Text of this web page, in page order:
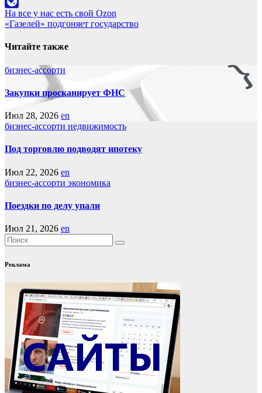
LiveJournal
Навигация
по
записям
На все у нас есть свой Ozon
«Газелей» подгоняет государство
Читайте также
бизнес-ассорти
Закупки просканирует ФНС
Июл 28, 2026 en
бизнес-ассорти недвижимость
Под торговлю подводят ипотеку
Июл 22, 2026 en
бизнес-ассорти экономика
Поездки по делу упали
Июл 21, 2026 en
Реклама